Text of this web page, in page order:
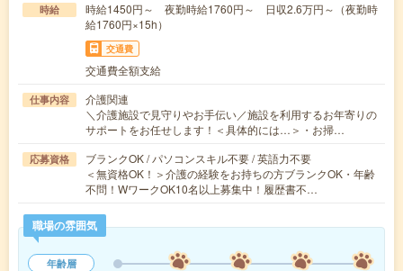
時給
時給1450円～ 夜勤時給1760円～ 日収2.6万円～（夜勤時
給1760円×15h）
交通費
交通費全額支給
仕事内容
介護関連
＼介護施設で見守りやお手伝い／施設を利用するお年寄りの
サポートをお任せします！＜具体的には…＞・お掃…
応募資格
ブランクOK / パソコンスキル不要 / 英語力不要
＜無資格OK！＞介護の経験をお持ちの方ブランクOK・年齢
不問！WワークOK10名以上募集中！履歴書不…
職場の雰囲気
年齢層